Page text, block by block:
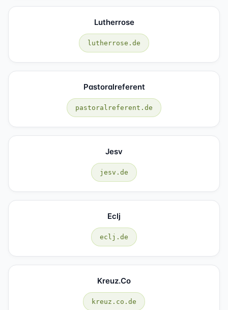
Lutherrose
lutherrose.de
Pastoralreferent
pastoralreferent.de
Jesv
jesv.de
Eclj
eclj.de
Kreuz.co
kreuz.co.de